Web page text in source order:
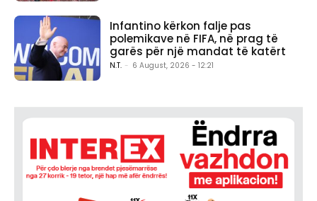
Infantino kërkon falje pas
polemikave në FIFA, në prag të
garës për një mandat të katërt
N.T. - 6 August, 2026 - 12:21